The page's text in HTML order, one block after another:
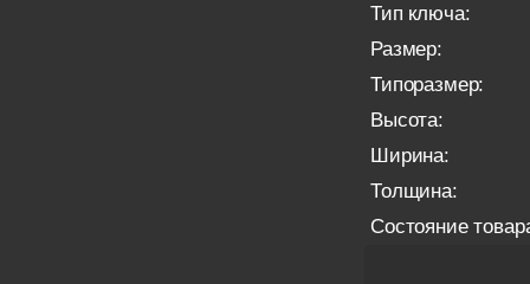
Тип ключа:
Размер:
Типоразмер:
Высота:
Ширина:
Толщина:
Состояние